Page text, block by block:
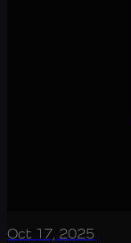
Oct 17, 2025